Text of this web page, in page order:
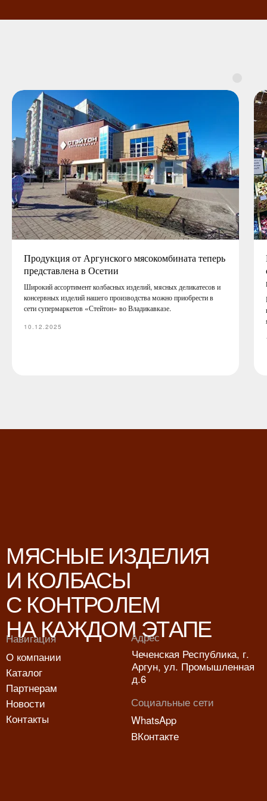
Продукция от Аргунского мясокомбината теперь
представлена в Осетии
Широкий ассортимент колбасных изделий, мясных деликатесов и
консервных изделий нашего производства можно приобрести в
сети супермаркетов «Стейтон» во Владикавказе.
10.12.2025
С КОНТРОЛЕМ
НА КАЖДОМ ЭТАПЕ
Контакты
Новости
Партнерам
ВКонтакте
WhatsApp
Чеченская Республика, г.
Аргун, ул. Промышленная
д.6
О компании
Социальные сети
Адрес
Навигация